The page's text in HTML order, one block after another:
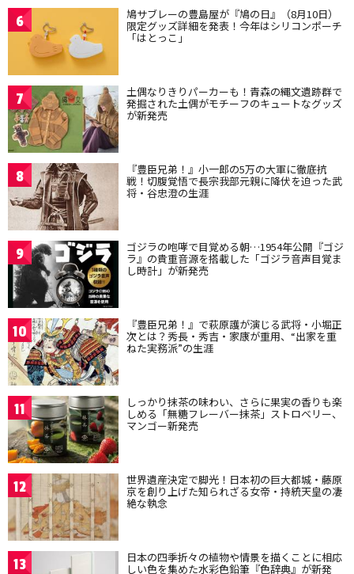
6 鳩サブレーの豊島屋が『鳩の日』（8月10日）
限定グッズ詳細を発表！今年はシリコンポーチ
「はとっこ」
7 土偶なりきりパーカーも！青森の縄文遺跡群で
発掘された土偶がモチーフのキュートなグッズ
が新発売
8 『豊臣兄弟！』小一郎の5万の大軍に徹底抗
戦！切腹覚悟で長宗我部元親に降伏を迫った武
将・谷忠澄の生涯
9 ゴジラの咆哮で目覚める朝…1954年公開『ゴジ
ラ』の貴重音源を搭載した「ゴジラ音声目覚ま
し時計」が新発売
10 『豊臣兄弟！』で萩原護が演じる武将・小堀正
次とは？秀長・秀吉・家康が重用、“出家を重
ねた実務派”の生涯
11 しっかり抹茶の味わい、さらに果実の香りも楽
しめる「無糖フレーバー抹茶」ストロベリー、
マンゴー新発売
12 世界遺産決定で脚光！日本初の巨大都城・藤原
京を創り上げた知られざる女帝・持統天皇の凄
絶な執念
13 日本の四季折々の植物や情景を描くことに相応
しい色を集めた水彩色鉛筆『色辞典』が新発